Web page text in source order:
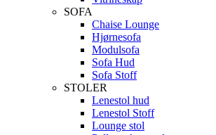
SOFA
Chaise Lounge
Hjørnesofa
Modulsofa
Sofa Hud
Sofa Stoff
STOLER
Lenestol hud
Lenestol Stoff
Lounge stol